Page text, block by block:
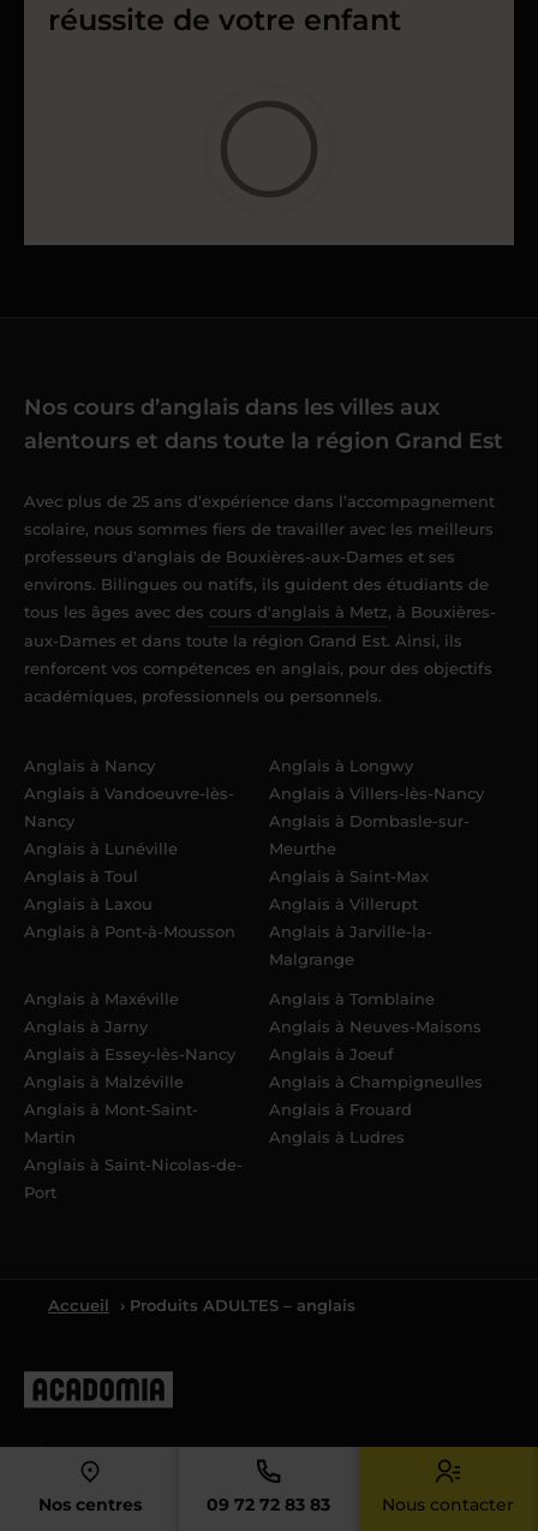
Nos centres 09 72 72 83 83 Nous contacter
réussite de votre enfant
Nos cours d’anglais dans les villes aux
alentours et dans toute la région Grand Est
Avec plus de 25 ans d’expérience dans l’accompagnement
scolaire, nous sommes fiers de travailler avec les meilleurs
professeurs d'anglais de Bouxières-aux-Dames et ses
environs. Bilingues ou natifs, ils guident des étudiants de
tous les âges avec des cours d'anglais à Metz, à Bouxières-
aux-Dames et dans toute la région Grand Est. Ainsi, ils
renforcent vos compétences en anglais, pour des objectifs
académiques, professionnels ou personnels.
Anglais à Nancy
Anglais à Vandoeuvre-lès-
Nancy
Anglais à Lunéville
Anglais à Toul
Anglais à Laxou
Anglais à Pont-à-Mousson
Anglais à Longwy
Anglais à Villers-lès-Nancy
Anglais à Dombasle-sur-
Meurthe
Anglais à Saint-Max
Anglais à Villerupt
Anglais à Jarville-la-
Malgrange
Anglais à Maxéville
Anglais à Jarny
Anglais à Essey-lès-Nancy
Anglais à Malzéville
Anglais à Mont-Saint-
Martin
Anglais à Saint-Nicolas-de-
Port
Anglais à Tomblaine
Anglais à Neuves-Maisons
Anglais à Joeuf
Anglais à Champigneulles
Anglais à Frouard
Anglais à Ludres
Accueil › Produits ADULTES – anglais
4.4
4.4/5 sur la base de
8061avis